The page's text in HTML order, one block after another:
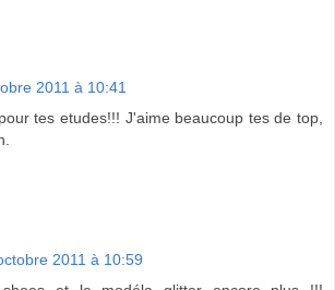
2011 à 10:41
tes etudes!!! J'aime beaucoup tes de top,
2011 à 10:59